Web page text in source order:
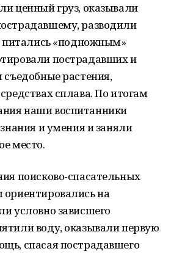
ценный груз, оказывали
разводили
питались «подножным»
пострадавших и
съедобные растения,
сплава. По итогам
наши воспитанники
и умения и заняли
место.
поисково-спасательных
на
условно зависшего
воду, оказывали первую
спасая пострадавшего